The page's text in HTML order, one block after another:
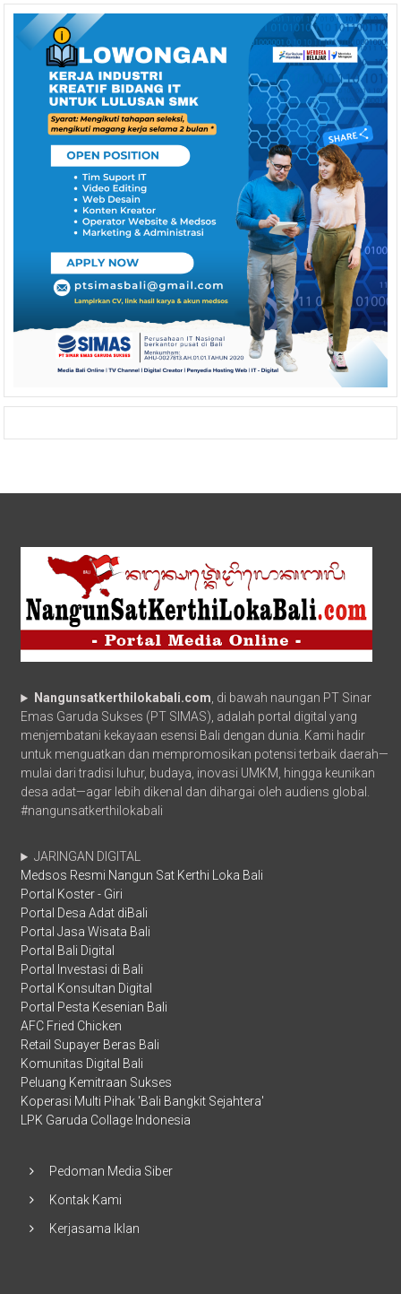
Nangunsatkerthilokabali.com, di bawah naungan PT Sinar
Emas Garuda Sukses (PT SIMAS), adalah portal digital yang
menjembatani kekayaan esensi Bali dengan dunia. Kami hadir
untuk menguatkan dan mempromosikan potensi terbaik daerah—
mulai dari tradisi luhur, budaya, inovasi UMKM, hingga keunikan
desa adat—agar lebih dikenal dan dihargai oleh audiens global.
#nangunsatkerthilokabali
JARINGAN DIGITAL
Medsos Resmi Nangun Sat Kerthi Loka Bali
Portal Koster - Giri
Portal Desa Adat diBali
Portal Jasa Wisata Bali
Portal Bali Digital
Portal Investasi di Bali
Portal Konsultan Digital
Portal Pesta Kesenian Bali
AFC Fried Chicken
Retail Supayer Beras Bali
Komunitas Digital Bali
Peluang Kemitraan Sukses
Koperasi Multi Pihak 'Bali Bangkit Sejahtera'
LPK Garuda Collage Indonesia
Pedoman Media Siber
Kontak Kami
Kerjasama Iklan